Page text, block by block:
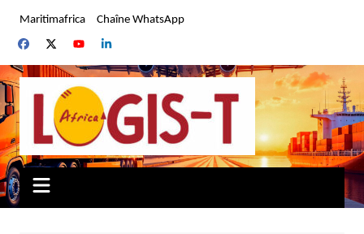
contenu
Maritimafrica Chaîne WhatsApp